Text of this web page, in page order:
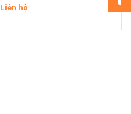
Liên hệ